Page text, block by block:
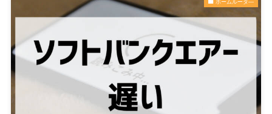
ホームルータ―